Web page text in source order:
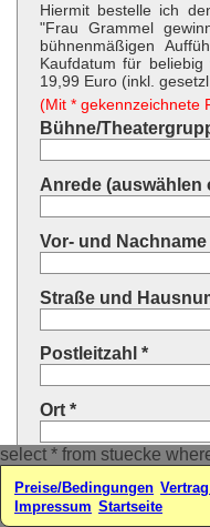
select * from stuecke
Hiermit bestelle ich
"Frau Grammel
bühnenmäßigen
Kaufdatum für
19,99 Euro (inkl.
(Mit * gekennzeichnete
Bühne/
Anrede (auswählen
Vor- und Nachname
Straße und
Postleitzahl *
Ort *
Land * (auswählen
Ihre E-Mail-Adresse*
Preise/Bedingungen
Impressum Startseite